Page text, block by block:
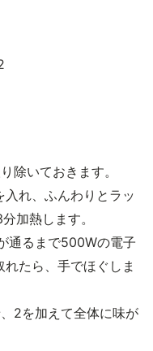
除いておきます。
入れ、ふんわりとラッ
加熱します。
通るまで500Wの電子
たら、手でほぐしま
2を加えて全体に味が